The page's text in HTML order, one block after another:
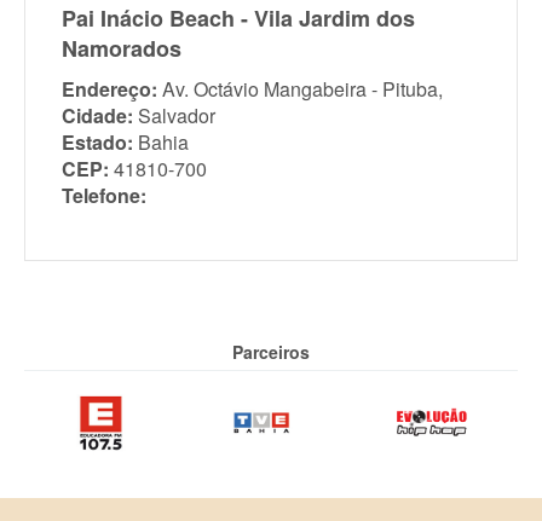
Pai Inácio Beach - Vila Jardim dos
Namorados
Endereço: Av. Octávio Mangabeira - Pituba,
Cidade: Salvador
Estado: Bahia
CEP: 41810-700
Telefone:
Parceiros